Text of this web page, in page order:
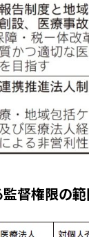
督権限の範